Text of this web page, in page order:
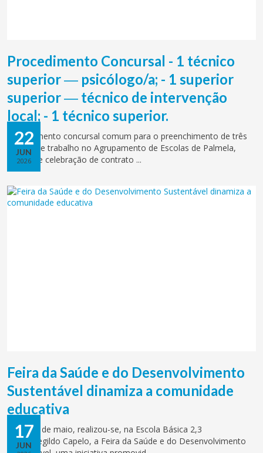
22
JUN
2026
Procedimento Concursal - 1 técnico
superior ― psicólogo/a; - 1 superior
superior ― técnico de intervenção
local; - 1 técnico superior.
Procedimento concursal comum para o preenchimento de três
postos de trabalho no Agrupamento de Escolas de Palmela,
mediante celebração de contrato ...
17
JUN
Feira da Saúde e do Desenvolvimento
Sustentável dinamiza a comunidade
educativa
No dia 7 de maio, realizou-se, na Escola Básica 2,3
Hermenegildo Capelo, a Feira da Saúde e do Desenvolvimento